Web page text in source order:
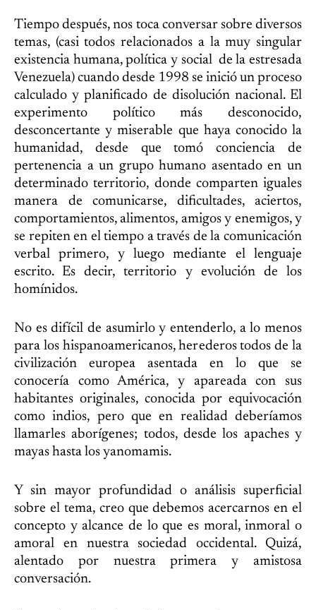
Tiempo después, nos toca conversar sobre diversos
temas, (casi todos relacionados a la muy singular
existencia humana, política y social de la estresada
Venezuela) cuando desde 1998 se inició un proceso
calculado y planificado de disolución nacional. El
experimento político más desconocido,
desconcertante y miserable que haya conocido la
humanidad, desde que tomó conciencia de
pertenencia a un grupo humano asentado en un
determinado territorio, donde comparten iguales
manera de comunicarse, dificultades, aciertos,
comportamientos, alimentos, amigos y enemigos, y
se repiten en el tiempo a través de la comunicación
verbal primero, y luego mediante el lenguaje
escrito. Es decir, territorio y evolución de los
homínidos.
No es difícil de asumirlo y entenderlo, a lo menos
para los hispanoamericanos, herederos todos de la
civilización europea asentada en lo que se
conocería como América, y apareada con sus
habitantes originales, conocida por equivocación
como indios, pero que en realidad deberíamos
llamarles aborígenes; todos, desde los apaches y
mayas hasta los yanomamis.
Y sin mayor profundidad o análisis superficial
sobre el tema, creo que debemos acercarnos en el
concepto y alcance de lo que es moral, inmoral o
amoral en nuestra sociedad occidental. Quizá,
alentado por nuestra primera y amistosa
conversación.